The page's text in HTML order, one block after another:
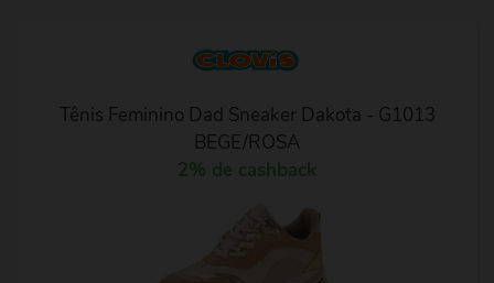
Tênis Feminino Dad Sneaker Dakota - G1013
BEGE/ROSA
2% de cashback